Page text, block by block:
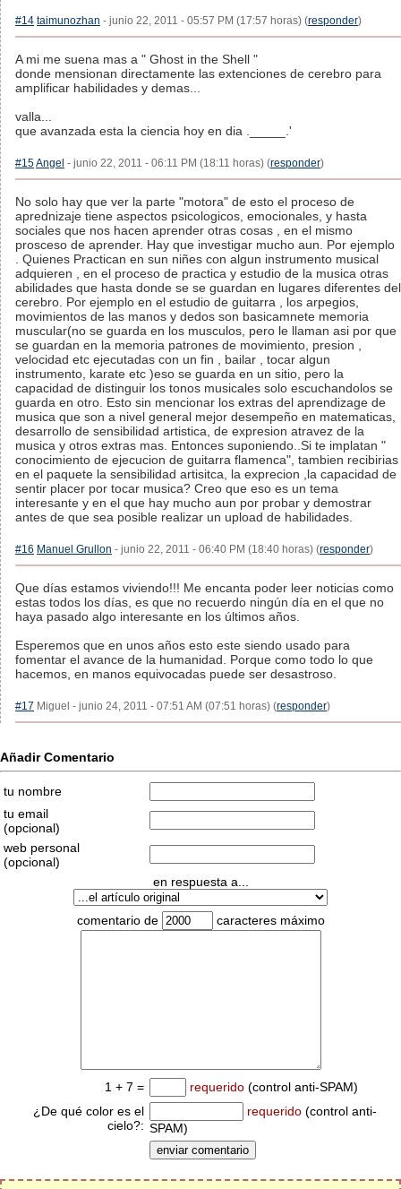
#14 taimunozhan - junio 22, 2011 - 05:57 PM (17:57 horas) (responder)
A mi me suena mas a " Ghost in the Shell "
donde mensionan directamente las extenciones de cerebro para
amplificar habilidades y demas...
valla...
que avanzada esta la ciencia hoy en dia ._____.'
#15Angel - junio 22, 2011 - 06:11 PM (18:11 horas) (responder)
No solo hay que ver la parte "motora" de esto el proceso de
aprednizaje tiene aspectos psicologicos, emocionales, y hasta
sociales que nos hacen aprender otras cosas , en el mismo
prosceso de aprender. Hay que investigar mucho aun. Por ejemplo
. Quienes Practican en sun niñes con algun instrumento musical
adquieren , en el proceso de practica y estudio de la musica otras
abilidades que hasta donde se se guardan en lugares diferentes del
cerebro. Por ejemplo en el estudio de guitarra , los arpegios,
movimientos de las manos y dedos son basicamnete memoria
muscular(no se guarda en los musculos, pero le llaman asi por que
se guardan en la memoria patrones de movimiento, presion ,
velocidad etc ejecutadas con un fin , bailar , tocar algun
instrumento, karate etc )eso se guarda en un sitio, pero la
capacidad de distinguir los tonos musicales solo escuchandolos se
guarda en otro. Esto sin mencionar los extras del aprendizage de
musica que son a nivel general mejor desempeño en matematicas,
desarrollo de sensibilidad artistica, de expresion atravez de la
musica y otros extras mas. Entonces suponiendo..Si te implatan "
conocimiento de ejecucion de guitarra flamenca", tambien recibirias
en el paquete la sensibilidad artisitca, la exprecion ,la capacidad de
sentir placer por tocar musica? Creo que eso es un tema
interesante y en el que hay mucho aun por probar y demostrar
antes de que sea posible realizar un upload de habilidades.
#16 Manuel Grullon - junio 22, 2011 - 06:40 PM (18:40 horas) (responder)
Que días estamos viviendo!!! Me encanta poder leer noticias como
estas todos los días, es que no recuerdo ningún día en el que no
haya pasado algo interesante en los últimos años.
Esperemos que en unos años esto este siendo usado para
fomentar el avance de la humanidad. Porque como todo lo que
hacemos, en manos equivocadas puede ser desastroso.
#17 Miguel - junio 24, 2011 - 07:51 AM (07:51 horas) (responder)
Añadir Comentario
tu nombre
tu email
(opcional)
web personal
(opcional)
en respuesta a...
comentario de caracteres máximo
1 + 7 = requerido (control anti-SPAM)
¿De qué color es el
cielo?:
requerido (control anti-
SPAM)